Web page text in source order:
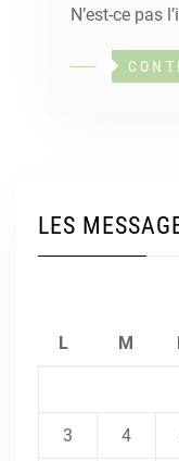
N’est-ce pas
LES
L M
3 4